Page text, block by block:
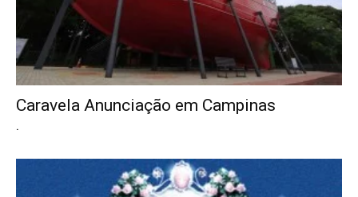
Caravela Anunciação em Campinas
.